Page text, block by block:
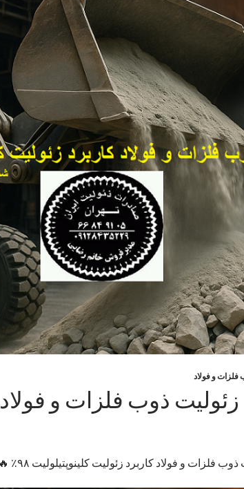
و فولاد
ذوب فلزات و فولاد
فلزات و فولاد کاربرد زئولیت کلینوپتیلولیت ۹۸٪ 🔥